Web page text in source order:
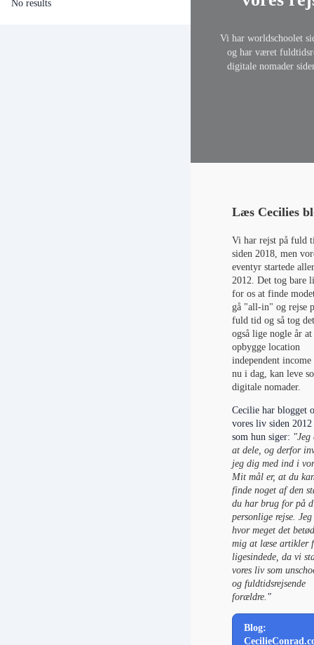
No results
Vi har worldschoolet
og har været
digitale nomader
Læs Cecilies
Vi har rejst på fuld
siden 2018, men
eventyr startede
2012. Det tog bare
for os at finde
gå "all-in" og rejse
fuld tid og så tog
også lige nogle år at
opbygge location
independent income
nu i dag, kan leve
digitale nomader.
Cecilie har blogget
vores liv siden 2012
som hun siger: "Jeg
at dele, og derfor
jeg dig med ind i
Mit mål er, at du
finde noget af den
du har brug for på
personlige rejse.
hvor meget det
mig at læse artikler
ligesindede, da vi
vores liv som
og fuldtidsrejsende
forældre. "
Blog: